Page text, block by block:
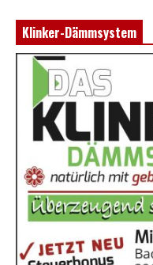
Klinker-Dämmsystem